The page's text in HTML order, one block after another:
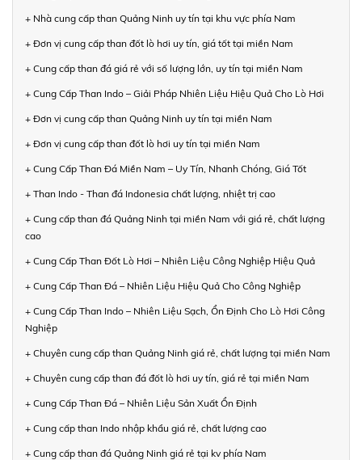
+ Nhà cung cấp than Quảng Ninh uy tín tại khu vực phía Nam
+ Đơn vị cung cấp than đốt lò hơi uy tín, giá tốt tại miền Nam
+ Cung cấp than đá giá rẻ với số lượng lớn, uy tín tại miền Nam
+ Cung Cấp Than Indo – Giải Pháp Nhiên Liệu Hiệu Quả Cho Lò Hơi
+ Đơn vị cung cấp than Quảng Ninh uy tín tại miền Nam
+ Đơn vị cung cấp than đốt lò hơi uy tín tại miền Nam
+ Cung Cấp Than Đá Miền Nam – Uy Tín, Nhanh Chóng, Giá Tốt
+ Than Indo - Than đá Indonesia chất lượng, nhiệt trị cao
+ Cung cấp than đá Quảng Ninh tại miền Nam với giá rẻ, chất lượng
cao
+ Cung Cấp Than Đốt Lò Hơi – Nhiên Liệu Công Nghiệp Hiệu Quả
+ Cung Cấp Than Đá – Nhiên Liệu Hiệu Quả Cho Công Nghiệp
+ Cung Cấp Than Indo – Nhiên Liệu Sạch, Ổn Định Cho Lò Hơi Công
Nghiệp
+ Chuyên cung cấp than Quảng Ninh giá rẻ, chất lượng tại miền Nam
+ Chuyên cung cấp than đá đốt lò hơi uy tín, giá rẻ tại miền Nam
+ Cung Cấp Than Đá – Nhiên Liệu Sản Xuất Ổn Định
+ Cung cấp than Indo nhập khẩu giá rẻ, chất lượng cao
+ Cung cấp than đá Quảng Ninh giá rẻ tại kv phía Nam